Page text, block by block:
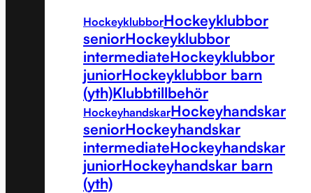
HockeyklubborHockeyklubbor
seniorHockeyklubbor
intermediateHockeyklubbor
juniorHockeyklubbor barn
(yth)Klubbtillbehör
HockeyhandskarHockeyhandskar
seniorHockeyhandskar
intermediateHockeyhandskar
juniorHockeyhandskar barn
(yth)